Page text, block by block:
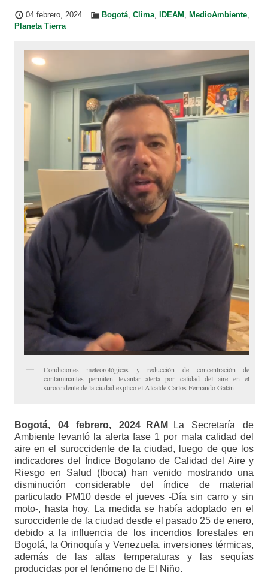
04 febrero, 2024 Bogotá, Clima, IDEAM , MedioAmbiente,
Planeta Tierra
Condiciones meteorológicas y reducción de concentración de
contaminantes permiten levantar alerta por calidad del aire en el
suroccidente de la ciudad explico el Alcalde Carlos Fernando Galán
Bogotá, 04 febrero, 2024_RAM_
La Secretaría de
Ambiente levantó la alerta fase 1 por mala calidad del
aire en el suroccidente de la ciudad, luego de que los
indicadores del Índice Bogotano de Calidad del Aire y
Riesgo en Salud (Iboca) han venido mostrando una
disminución considerable del índice de material
particulado PM10 desde el jueves -Día sin carro y sin
moto-, hasta hoy. La medida se había adoptado en el
suroccidente de la ciudad desde el pasado 25 de enero,
debido a la influencia de los incendios forestales en
Bogotá, la Orinoquía y Venezuela, inversiones térmicas,
además de las altas temperaturas y las sequías
producidas por el fenómeno de El Niño.